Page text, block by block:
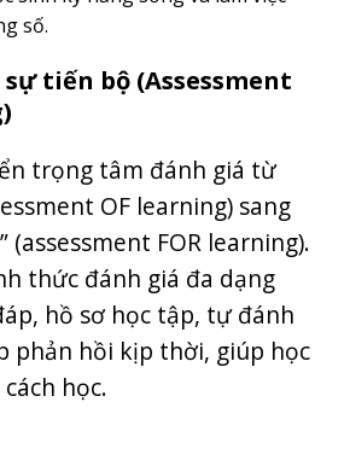
số.
tiến bộ (Assessment
trọng tâm đánh giá từ
OF learning) sang
(assessment FOR learning).
thức đánh giá đa dạng
hồ sơ học tập, tự đánh
phản hồi kịp thời, giúp học
học.